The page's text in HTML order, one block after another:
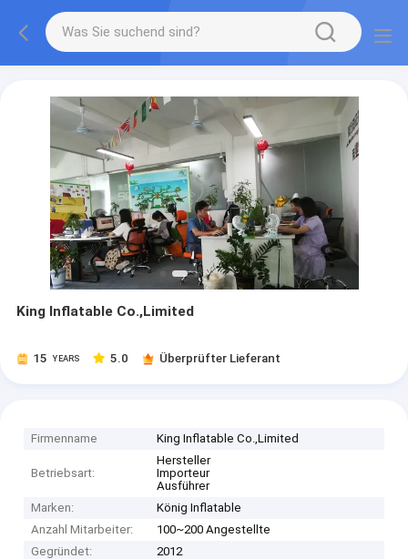
King Inflatable Co.,Limited
15 YEARS 5.0 Überprüfter Lieferant
Firmenname King Inflatable Co.,Limited
Betriebsart:
Hersteller
Importeur
Ausführer
Marken:
König Inflatable
Anzahl Mitarbeiter:
100~200 Angestellte
Gegründet:
2012